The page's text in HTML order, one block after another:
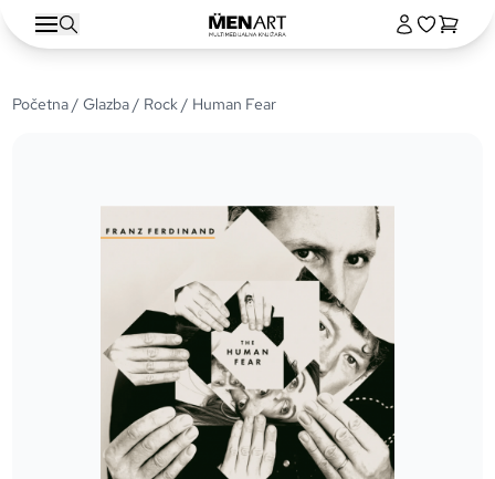
Početna/Glazba/ Rock/ Human Fear